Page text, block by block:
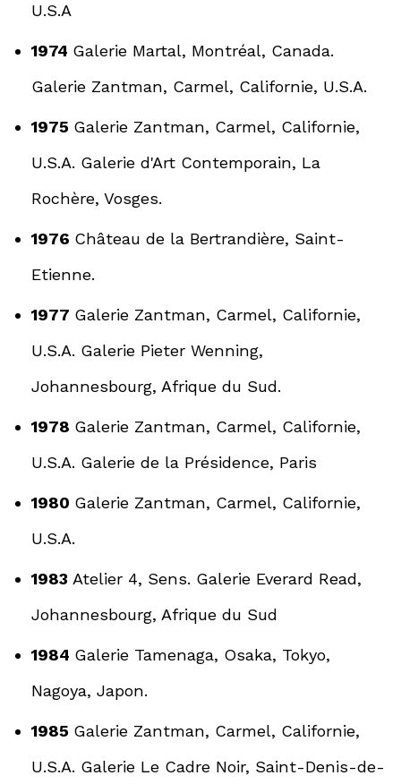
U.S.A
1974 Galerie Martal, Montréal, Canada.
Galerie Zantman, Carmel, Californie, U.S.A.
1975 Galerie Zantman, Carmel, Californie,
U.S.A. Galerie d'Art Contemporain, La
Rochère, Vosges.
1976 Château de la Bertrandière, Saint-
Etienne.
1977 Galerie Zantman, Carmel, Californie,
U.S.A. Galerie Pieter Wenning,
Johannesbourg, Afrique du Sud.
1978 Galerie Zantman, Carmel, Californie,
U.S.A. Galerie de la Présidence, Paris
1980 Galerie Zantman, Carmel, Californie,
U.S.A.
1983 Atelier 4, Sens. Galerie Everard Read,
Johannesbourg, Afrique du Sud
1984 Galerie Tamenaga, Osaka, Tokyo,
Nagoya, Japon.
1985 Galerie Zantman, Carmel, Californie,
U.S.A. Galerie Le Cadre Noir, Saint-Denis-de-